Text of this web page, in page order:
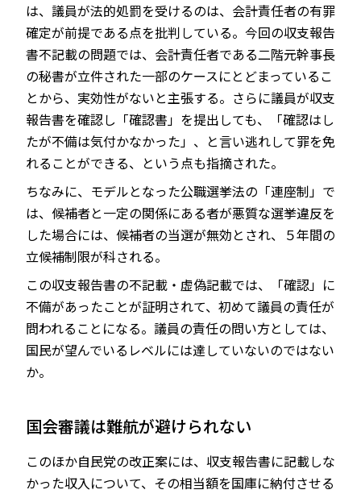
は、議員が法的処罰を受けるのは、会計責任者の有罪
確定が前提である点を批判している。今回の収支報告
書不記載の問題では、会計責任者である二階元幹事長
の秘書が立件された一部のケースにとどまっているこ
とから、実効性がないと主張する。さらに議員が収支
報告書を確認し「確認書」を提出しても、「確認はし
たが不備は気付かなかった」、と言い逃れして罪を免
れることができる、という点も指摘された。
ちなみに、モデルとなった公職選挙法の「連座制」で
は、候補者と一定の関係にある者が悪質な選挙違反を
した場合には、候補者の当選が無効とされ、５年間の
立候補制限が科される。
この収支報告書の不記載・虚偽記載では、「確認」に
不備があったことが証明されて、初めて議員の責任が
問われることになる。議員の責任の問い方としては、
国民が望んでいるレベルには達していないのではない
か。
国会審議は難航が避けられない
このほか自民党の改正案には、収支報告書に記載しな
かった収入について、その相当額を国庫に納付させる